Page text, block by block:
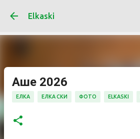
Elkaski
Аше 2026
ЕЛКА ЕЛКА СКИ ФОТО ELKASKI